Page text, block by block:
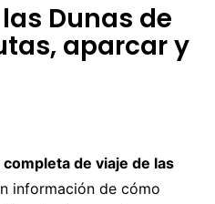
Dunas de
aparcar y
completa de viaje de las
información de cómo